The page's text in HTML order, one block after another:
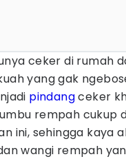
ceker di rumah
yang gak
pindangceker
rempah cukup
ini, sehingga kaya
wangi rempah